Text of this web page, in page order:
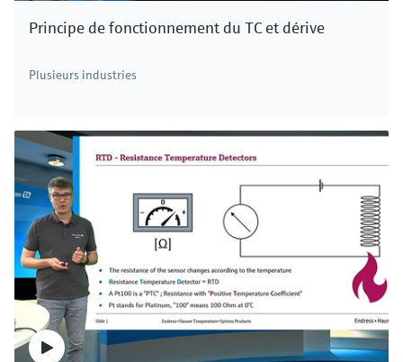
Principe de fonctionnement du TC et dérive
Plusieurs industries